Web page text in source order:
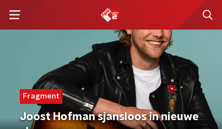
Fragment
Joost Hofman sjansloos in nieuwe